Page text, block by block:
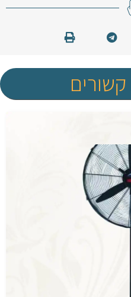
קשורים